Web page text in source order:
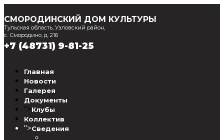
СМОРОДИНСКИЙ ДОМ КУЛЬТУРЫ
Тульская область, Узловский район,
с. Смородино, д. 216
+7 (48731) 9-81-25
Главная
Новости
Галерея
Документы
">Клубы
Коллектив
">Сведения